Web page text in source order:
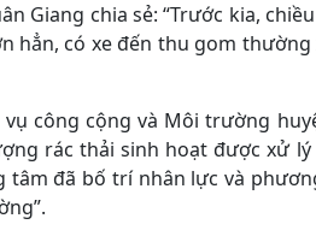
Giang chia sẻ: “Trước kia,
hẳn, có xe đến thu gom thường
công cộng và Môi trường
rác thải sinh hoạt được xử
đã bố trí nhân lực và